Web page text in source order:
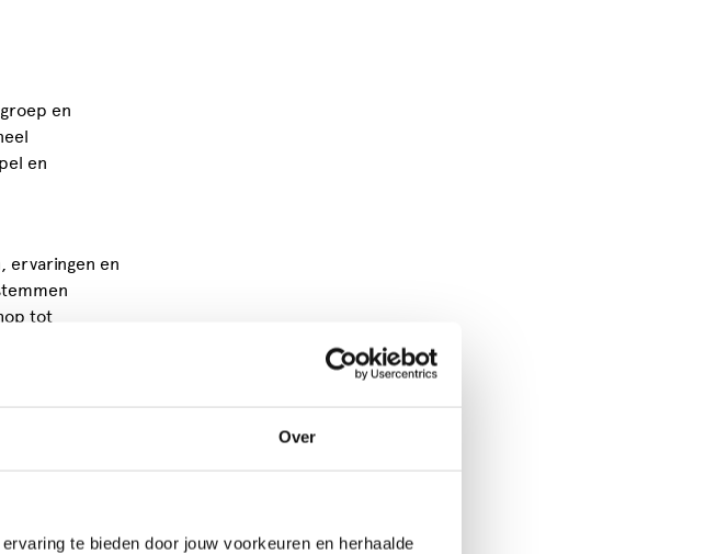
Over
te bieden door jouw voorkeuren en herhaalde
en
en
ervaringen en
tot